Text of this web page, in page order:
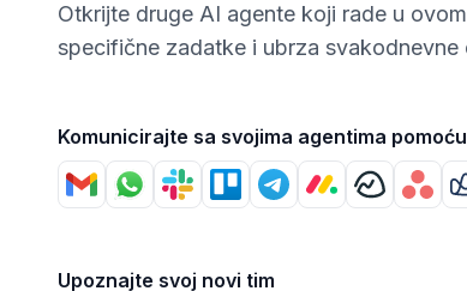
Otkrijte druge AI agente koji rade u
specifične zadatke i ubrza svakodnevne
Komunicirajte sa svojima agentima pomoću
Upoznajte svoj novi tim